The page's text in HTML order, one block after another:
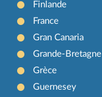
Finlande
France
Gran Canaria
Grande-Bretagne
Grèce
Guernesey